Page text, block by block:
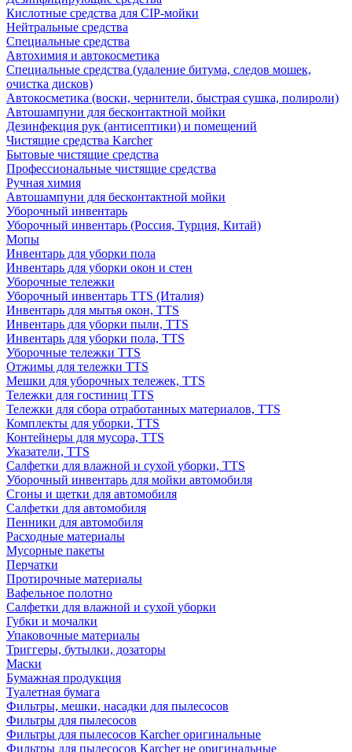
Кислотные средства для CIP-мойки
Нейтральные средства
Специальные средства
Автохимия и автокосметика
Специальные средства (удаление битума, следов мошек,
очистка дисков)
Автокосметика (воски, чернители, быстрая сушка, полироли)
Автошампуни для бесконтактной мойки
Дезинфекция рук (антисептики) и помещений
Чистящие средства Karcher
Бытовые чистящие средства
Профессиональные чистящие средства
Ручная химия
Автошампуни для бесконтактной мойки
Уборочный инвентарь
Уборочный инвентарь (Россия, Турция, Китай)
Мопы
Инвентарь для уборки пола
Инвентарь для уборки окон и стен
Уборочные тележки
Уборочный инвентарь TTS (Италия)
Инвентарь для мытья окон, TTS
Инвентарь для уборки пыли, TTS
Инвентарь для уборки пола, TTS
Уборочные тележки TTS
Отжимы для тележки TTS
Мешки для уборочных тележек, TTS
Тележки для гостиниц TTS
Тележки для сбора отработанных материалов, TTS
Комплекты для уборки, TTS
Контейнеры для мусора, TTS
Указатели, TTS
Салфетки для влажной и сухой уборки, TTS
Уборочный инвентарь для мойки автомобиля
Сгоны и щетки для автомобиля
Салфетки для автомобиля
Пенники для автомобиля
Расходные материалы
Мусорные пакеты
Перчатки
Протирочные материалы
Вафельное полотно
Салфетки для влажной и сухой уборки
Губки и мочалки
Упаковочные материалы
Триггеры, бутылки, дозаторы
Маски
Бумажная продукция
Туалетная бумага
Фильтры, мешки, насадки для пылесосов
Фильтры для пылесосов
Фильтры для пылесосов Karcher оригинальные
Фильтры для пылесосов Karcher не оригинальные